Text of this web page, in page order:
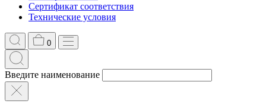
Сертификат соответствия
Технические условия
0
Введите наименование